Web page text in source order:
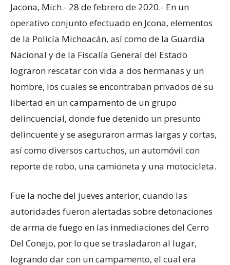
Jacona, Mich.- 28 de febrero de 2020.- En un
operativo conjunto efectuado en Jcona, elementos
de la Policía Michoacán, así como de la Guardia
Nacional y de la Fiscalía General del Estado
lograron rescatar con vida a dos hermanas y un
hombre, los cuales se encontraban privados de su
libertad en un campamento de un grupo
delincuencial, donde fue detenido un presunto
delincuente y se aseguraron armas largas y cortas,
así como diversos cartuchos, un automóvil con
reporte de robo, una camioneta y una motocicleta.
Fue la noche del jueves anterior, cuando las
autoridades fueron alertadas sobre detonaciones
de arma de fuego en las inmediaciones del Cerro
Del Conejo, por lo que se trasladaron al lugar,
logrando dar con un campamento, el cual era